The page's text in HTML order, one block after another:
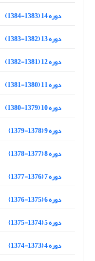
دوره 14 (1383-1384)
دوره 13 (1382-1383)
دوره 12 (1381-1382)
دوره 11 (1380-1381)
دوره 10 (1379-1380)
دوره 9 (1378-1379)
دوره 8 (1377-1378)
دوره 7 (1376-1377)
دوره 6 (1375-1376)
دوره 5 (1374-1375)
دوره 4 (1373-1374)